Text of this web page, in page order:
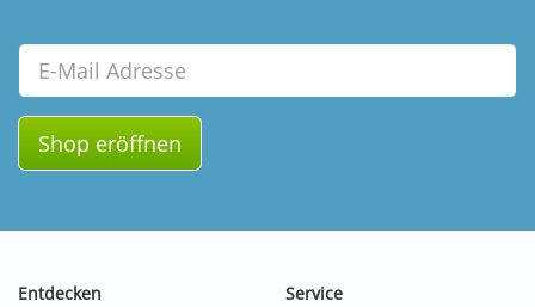
Email
Shop eröffnen
Entdecken Service